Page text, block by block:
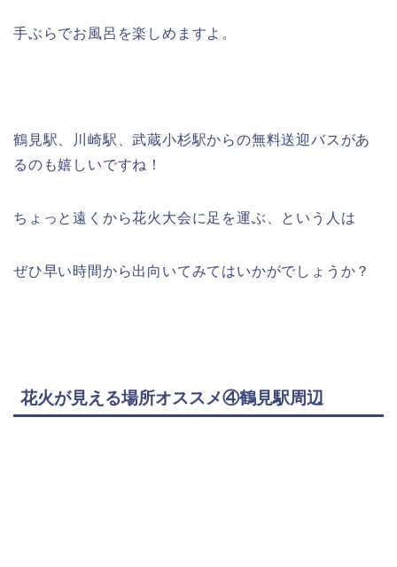
手ぶらでお風呂を楽しめますよ。
鶴見駅、川崎駅、武蔵小杉駅からの無料送迎バスがあ
るのも嬉しいですね！
ちょっと遠くから花火大会に足を運ぶ、という人は
ぜひ早い時間から出向いてみてはいかがでしょうか？
花火が見える場所オススメ④鶴見駅周辺